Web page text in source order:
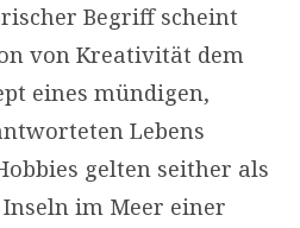
Begriff scheint
von Kreativität dem
eines mündigen,
Lebens
gelten seither als
im Meer einer